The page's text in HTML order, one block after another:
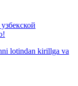
lotindan kirillga va